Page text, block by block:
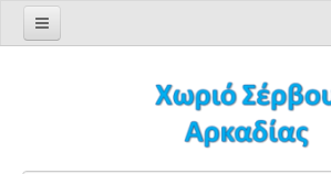
Φόρμα εγγραφής χρήστη